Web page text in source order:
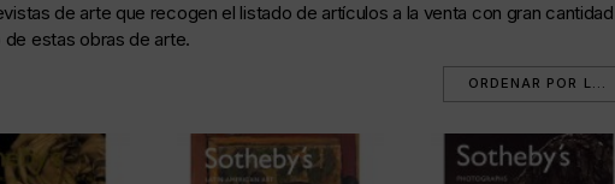
formato
de arte que recogen el listado de artículos a la venta con gran cantidad
estas obras de arte.
ORDENAR POR LOS ÚLTIMOS